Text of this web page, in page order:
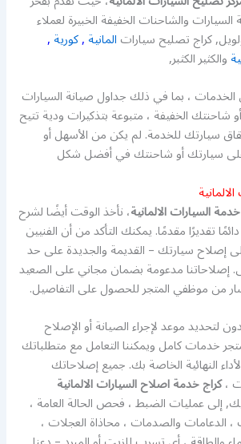
والشاحنات الخفيفة الخبيرة لعملاء
كراج تصليح سياراتالمانية,كورية,
والكثير الكثبر,
، بما في ذلك جداول صيانة السيارات
شاحنتك الخفيفة ، متبوعة بتذكيرات ودية تتيح
سيارتك للخدمة. لم يكن من الأسهل أو
على سيارتك أو شاحنتك في أفضل شكل
السيارات الالمانية، نأخذ الوقت أيضًا لشرح
تقديرًا مقدمًا. يمكنك التأكد من أن الفنيين
إصلاح سيارتك – القديمة والجديدة على حد
إصلاحاتنا مدعومة بضمان مجاني على الصعيد
من موظفي المتجر للحصول على التفاصيل.
لتحديد موعد لإجراء الصيانة أو الإصلاح
خدمات كامل ويمكننا التعامل مع متطلباتك
النهائية الخاصة بك. جميع إصلاحاتك
،كراج خدمة اصلاح السيارات الالمانية
إلى عمليات الضبط ، فحص الحالة العامة ،
الدعامات والصدمات ، محاذاة العجلات ،